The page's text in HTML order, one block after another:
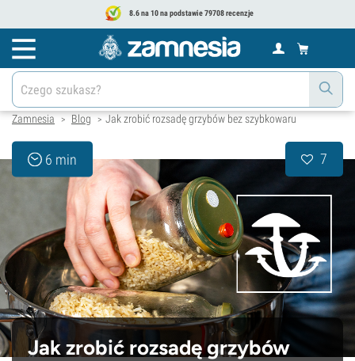
8.6 na 10 na podstawie 79708 recenzje
Zamnesia > Blog > Jak zrobić rozsadę grzybów bez szybkowaru
6 min 7
Jak zrobić rozsadę grzybów